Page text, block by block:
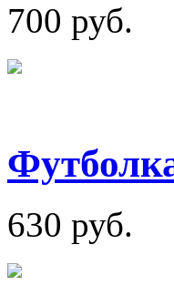
700 руб.
630 руб.